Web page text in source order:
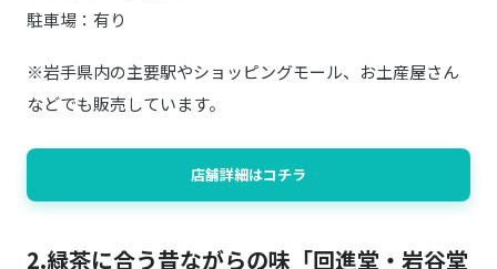
駐車場：有り
※岩手県内の主要駅やショッピングモール、お土産屋さん
などでも販売しています。
店舗詳細はコチラ
2.緑茶に合う昔ながらの味「回進堂・岩谷堂